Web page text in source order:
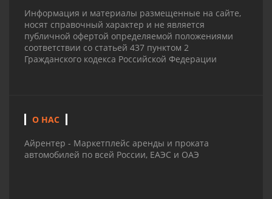
Информация и материалы размещенные на сайте,
носят справочный характер и не является
публичной офертой определяемой положениями
соответствии со статьей 437 пунктом 2
Гражданского кодекса Российской Федерации
О НАС
Айрентер - Маркетплейс аренды и проката
автомобилей по всей России, ЕАЭС и ОАЭ